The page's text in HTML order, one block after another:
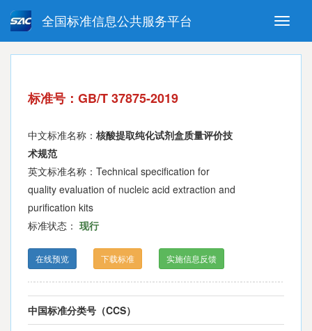
Toggle
全国标准信息公共服务平台
强制性国家标准 推荐性国家标准
指导性技术文件 (National standards in foreign
标准号：GB/T 37875-2019
中文标准名称： 核酸提取纯化试剂盒质量评价技
术规范
英文标准名称：Technical specification for
quality evaluation of nucleic acid extraction and
purification kits
标准状态： 现行
在线预览 下载标准 实施信息反馈
中国标准分类号（CCS）